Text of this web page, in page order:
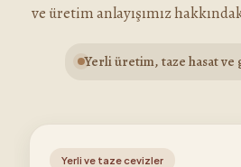
ve üretim anlayışımız
Yerli üretim, taze hasat
Yerli ve taze cevizler